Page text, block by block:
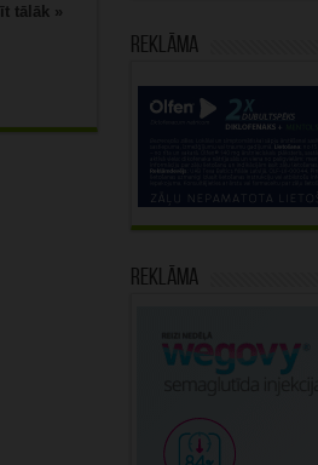
tālāk »
Reklāma
Reklāma